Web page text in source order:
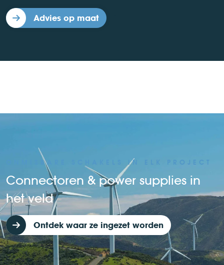
Advies op maat
ONMISBARE SCHAKELS IN ELK PROJECT
Connectoren & power supplies in
het veld
Ontdek waar ze ingezet worden